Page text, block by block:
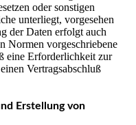
oder sonstigen
unterliegt, vorgesehen
der Daten erfolgt auch
Normen vorgeschriebene
eine Erforderlichkeit zur
Vertragsabschluß
Erstellung von